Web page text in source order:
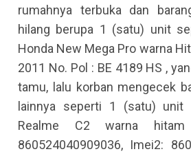
rumahnya terbuka dan
hilang berupa 1 (satu) unit
Honda New Mega Pro warna
2011 No. Pol : BE 4189 HS ,
tamu, lalu korban mengecek
lainnya seperti 1 (satu) unit
Realme C2 warna hitam
860524040909036, Imei2: